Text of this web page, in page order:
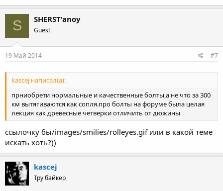
S SHERST'anoy
Guest
19 Май 2014 #7
kascej написал(а):
прниобрети нормальные и качественные болты,а не что за 300
км вытягиваются как сопля.про болты на форуме была целая
лекция как древесные четверки отличить от дюжины
ссылочку бы/images/smilies/rolleyes.gif или в какой теме
искать хоть?))
kascej
Тру байкер